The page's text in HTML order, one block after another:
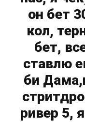
он бет
кол,
бет,
ставлю
би
ривер 5,